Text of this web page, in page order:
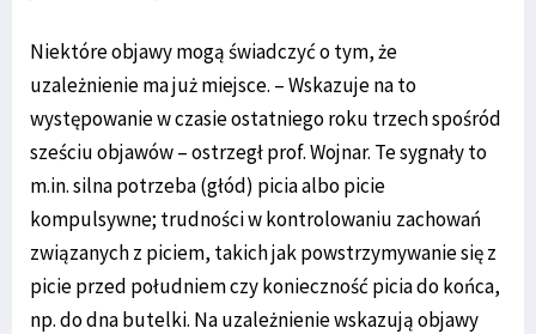
Niektóre objawy mogą świadczyć o tym, że
uzależnienie ma już miejsce. – Wskazuje na to
występowanie w czasie ostatniego roku trzech spośród
sześciu objawów – ostrzegł prof. Wojnar. Te sygnały to
m.in. silna potrzeba (głód) picia albo picie
kompulsywne; trudności w kontrolowaniu zachowań
związanych z piciem, takich jak powstrzymywanie się z
picie przed południem czy konieczność picia do końca,
np. do dna butelki. Na uzależnienie wskazują objawy